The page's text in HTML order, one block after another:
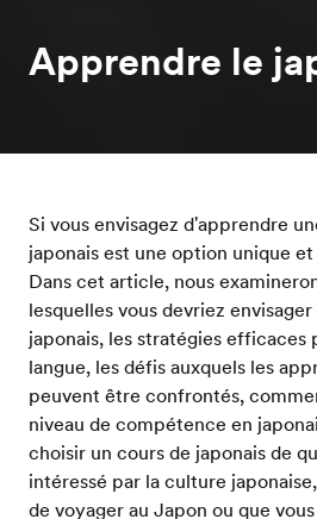
Apprendre le
Si vous envisagez d'apprendre
japonais est une option unique
Dans cet article, nous
lesquelles vous devriez
japonais, les stratégies efficaces
langue, les défis auxquels les
peuvent être confrontés,
niveau de compétence en
choisir un cours de japonais de
intéressé par la culture
de voyager au Japon ou que